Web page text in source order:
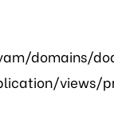
domains/
views/